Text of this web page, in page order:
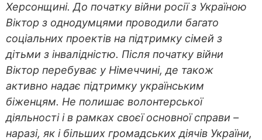
Херсонщині. До початку війни росії з Україною
Віктор з однодумцями проводили багато
соціальних проектів на підтримку сімей з
дітьми з інвалідністю. Після початку війни
Віктор перебуває у Німеччині, де також
активно надає підтримку українським
біженцям. Не полишає волонтерської
діяльності і в рамках своєї основної справи –
наразі, як і більших громадських діячів України,